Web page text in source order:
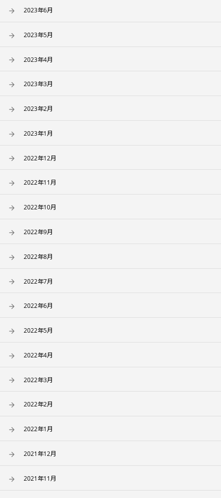
2023年6月
2023年5月
2023年4月
2023年3月
2023年2月
2023年1月
2022年12月
2022年11月
2022年10月
2022年9月
2022年8月
2022年7月
2022年6月
2022年5月
2022年4月
2022年3月
2022年2月
2022年1月
2021年12月
2021年11月